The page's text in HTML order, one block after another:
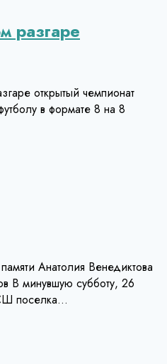
разгаре
открытый чемпионат
в формате 8 на 8
Анатолия Венедиктова
В минувшую субботу, 26
поселка…